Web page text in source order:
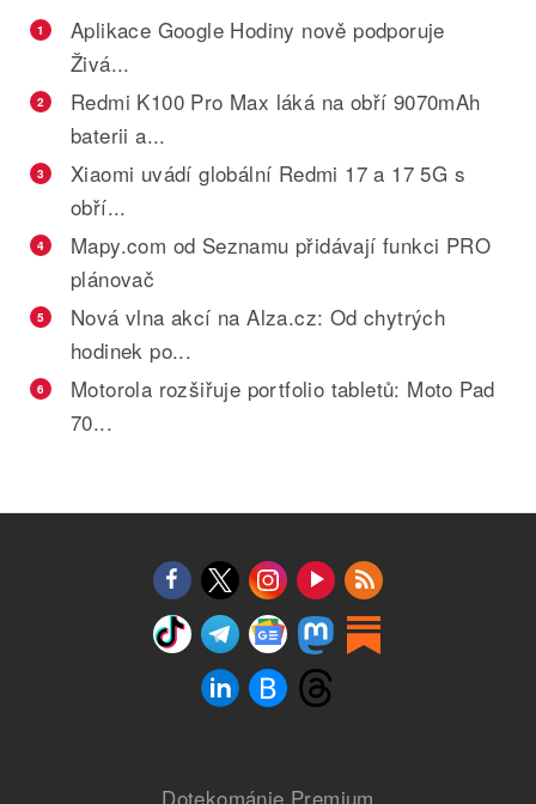
1
Aplikace Google Hodiny nově podporuje
Živá...
2
Redmi K100 Pro Max láká na obří 9070mAh
baterii a...
3
Xiaomi uvádí globální Redmi 17 a 17 5G s
obří...
4
Mapy.com od Seznamu přidávají funkci PRO
plánovač
5
Nová vlna akcí na Alza.cz: Od chytrých
hodinek po...
6
Motorola rozšiřuje portfolio tabletů: Moto Pad
70...
Dotekománie Premium